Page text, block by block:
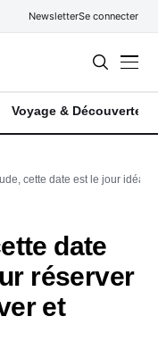
NewsletterSe connecter
Voyage & Découverte
cette date est le jour idéal
date
réserver
et